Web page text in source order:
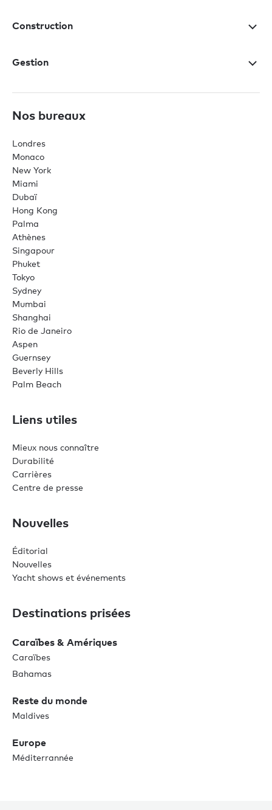
Construction
Gestion
Nos bureaux
Londres
Monaco
New York
Miami
Dubaï
Hong Kong
Palma
Athènes
Singapour
Phuket
Tokyo
Sydney
Mumbai
Shanghai
Rio de Janeiro
Aspen
Guernsey
Beverly Hills
Palm Beach
Liens utiles
Mieux nous connaître
Durabilité
Carrières
Centre de presse
Nouvelles
Éditorial
Nouvelles
Yacht shows et événements
Destinations prisées
Caraïbes & Amériques
Caraïbes
Bahamas
Reste du monde
Maldives
Europe
Méditerrannée